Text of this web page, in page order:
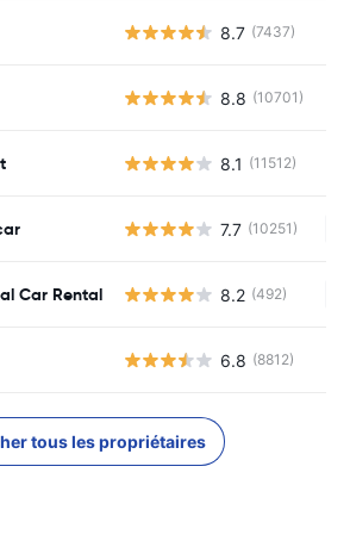
8.7 (7437)
8.8 (10701)
8.1 (11512)
7.7 (10251)
Car Rental 8.2 (492)
6.8 (8812)
tous les propriétaires